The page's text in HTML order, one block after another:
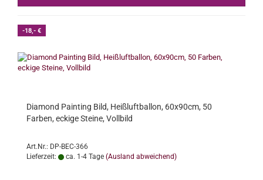
-18,- €
Diamond Painting Bild, Heißluftballon, 60x90cm, 50
Farben, eckige Steine, Vollbild
Art.Nr.: DP-BEC-366
Lieferzeit:
ca. 1-4 Tage (Ausland abweichend)